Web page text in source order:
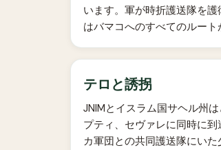
います。軍が時折護送隊を
はバマコへのすべてのルート
テロと誘拐
JNIMとイスラム国サヘル州
プティ、セヴァレに同時に
カ軍団との共同護送隊にい